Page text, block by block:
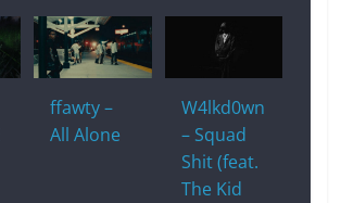
ffawty –
All Alone
W4lkd0wn
– Squad
Shit (feat.
The Kid